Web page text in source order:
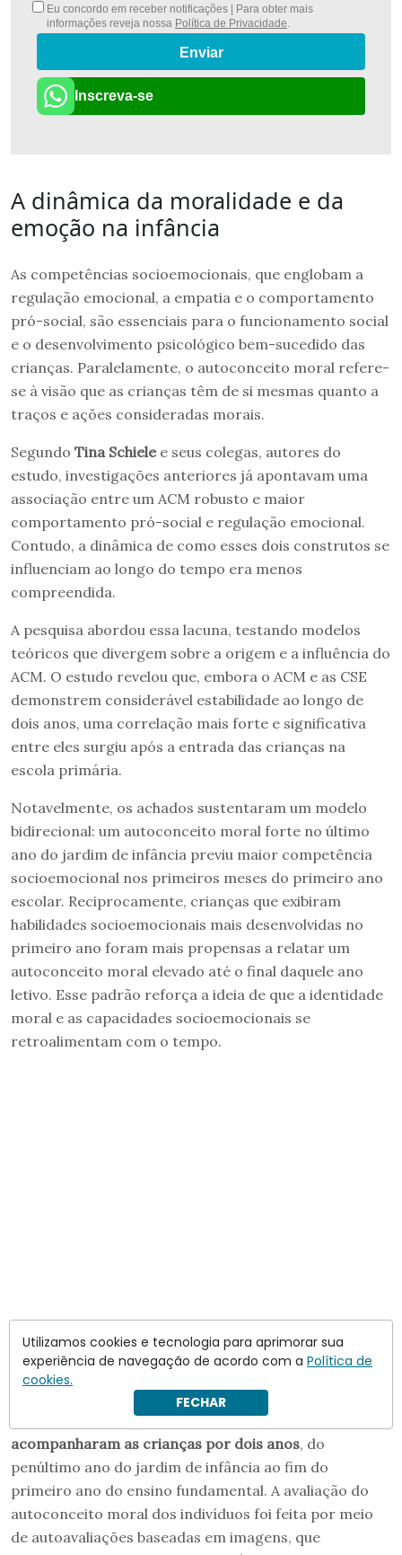
Eu concordo em receber notificações | Para obter mais
informações reveja nossa Política de Privacidade
Enviar
Inscreva-se
A dinâmica da moralidade e da
emoção na infância
As competências socioemocionais, que englobam a
regulação emocional, a empatia e o comportamento
pró-social, são essenciais para o funcionamento social
e o desenvolvimento psicológico bem-sucedido das
crianças. Paralelamente, o autoconceito moral refere-
se à visão que as crianças têm de si mesmas quanto a
traços e ações consideradas morais.
Segundo Tina Schielee seus colegas, autores do
estudo, investigações anteriores já apontavam uma
associação entre um ACM robusto e maior
comportamento pró-social e regulação emocional.
Contudo, a dinâmica de como esses dois construtos se
influenciam ao longo do tempo era menos
compreendida.
A pesquisa abordou essa lacuna, testando modelos
teóricos que divergem sobre a origem e a influência do
ACM. O estudo revelou que, embora o ACM e as CSE
demonstrem considerável estabilidade ao longo de
dois anos, uma correlação mais forte e significativa
entre eles surgiu após a entrada das crianças na
escola primária.
Notavelmente, os achados sustentaram um modelo
bidirecional: um autoconceito moral forte no último
ano do jardim de infância previu maior competência
socioemocional nos primeiros meses do primeiro ano
escolar. Reciprocamente, crianças que exibiram
habilidades socioemocionais mais desenvolvidas no
primeiro ano foram mais propensas a relatar um
autoconceito moral elevado até o final daquele ano
letivo. Esse padrão reforça a ideia de que a identidade
moral e as capacidades socioemocionais se
retroalimentam com o tempo.
Metodologia e nuances dos
resultados
Para a realização do estudo,os pesquisadores
acompanharam as crianças por dois anos, do
penúltimo ano do jardim de infância ao fim do
primeiro ano do ensino fundamental. A avaliação do
autoconceito moral dos indivíduos foi feita por meio
de autoavaliações baseadas em imagens, que
Utilizamos cookies e tecnologia para aprimorar sua
experiência de navegação de acordo com a Política de
cookies.
FECHAR